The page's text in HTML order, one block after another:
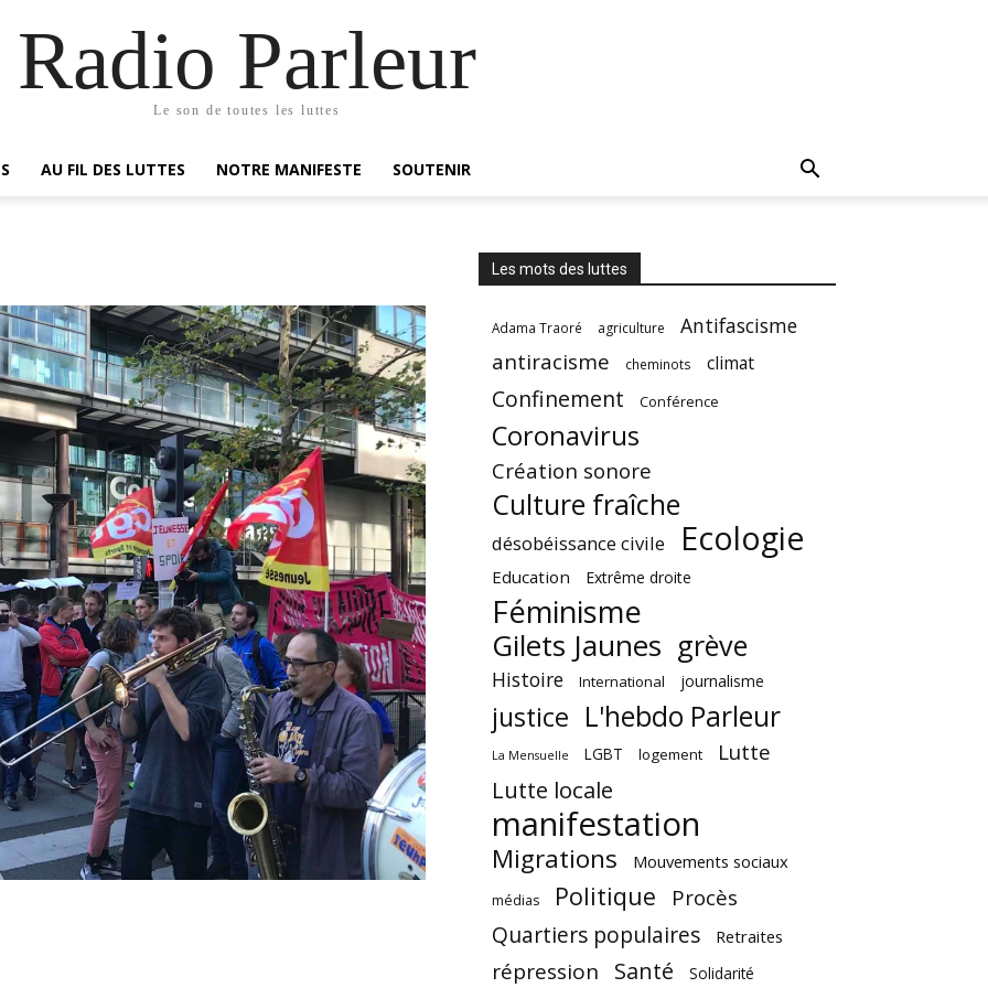
Radio Parleur
Le son de toutes les luttes
AU FIL DES LUTTES NOTRE MANIFESTE SOUTENIR
Les mots des luttes
Adama Traoré agriculture Antifascisme
antiracisme cheminots climat
Confinement Conférence
Coronavirus
Création sonore
Culture fraîche
désobéissance civile Ecologie
Education Extrême droite
Féminisme
Gilets Jaunes grève
Histoire International journalisme
justice L'hebdo Parleur
La Mensuelle LGBT logement Lutte
Lutte locale
manifestation
Migrations Mouvements sociaux
médias Politique Procès
Quartiers populaires Retraites
répression Santé Solidarité